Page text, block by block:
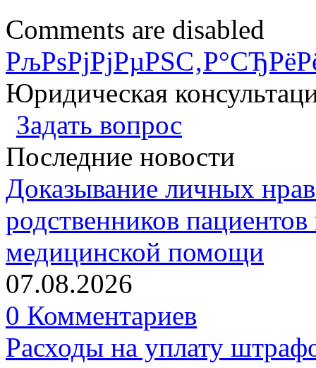
Comments are disabled
Юридическая
Задать вопрос
Последние новости
Доказывание личных
родственников
медицинской помощи
07.08.2026
0 Комментариев
Расходы на уплату